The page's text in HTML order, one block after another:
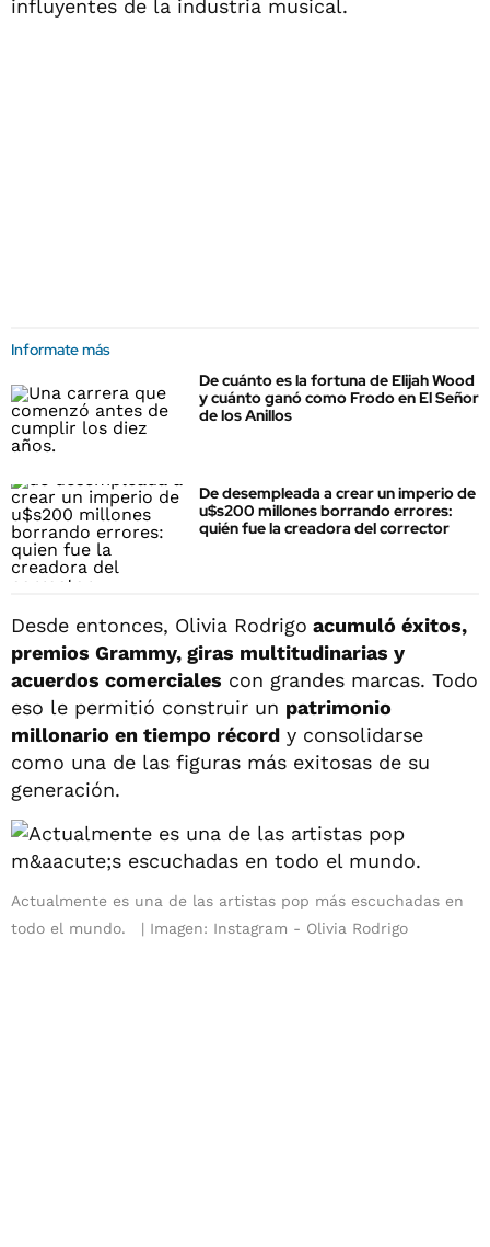
influyentes de la industria musical.
Informate más
De cuánto es la fortuna de Elijah Wood
y cuánto ganó como Frodo en El Señor
de los Anillos
De desempleada a crear un imperio de
u$s200 millones borrando errores:
quién fue la creadora del corrector
Desde entonces, Olivia Rodrigo acumuló éxitos,
premios Grammy, giras multitudinarias y
acuerdos comerciales con grandes marcas. Todo
eso le permitió construir un patrimonio
millonario en tiempo récord y consolidarse
como una de las figuras más exitosas de su
generación.
Actualmente es una de las artistas pop más escuchadas en
todo el mundo.
Imagen: Instagram - Olivia Rodrigo